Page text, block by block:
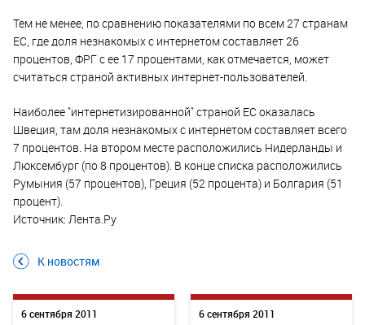
Тем не менее, по сравнению показателями по всем 27 странам
ЕС, где доля незнакомых с интернетом составляет 26
процентов, ФРГ с ее 17 процентами, как отмечается, может
считаться страной активных интернет-пользователей.
Наиболее "интернетизированной" страной ЕС оказалась
Швеция, там доля незнакомых с интернетом составляет всего
7 процентов. На втором месте расположились Нидерланды и
Люксембург (по 8 процентов). В конце списка расположились
Румыния (57 процентов), Греция (52 процента) и Болгария (51
процент).
Источник: Лента.Ру
К новостям
6 сентября 2011
6 сентября 2011